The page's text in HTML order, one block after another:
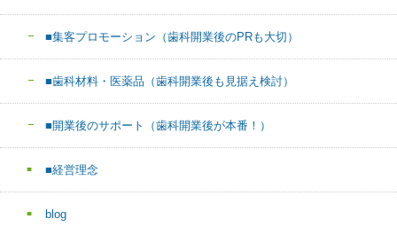
■集客プロモーション（歯科開業後のPRも大切）
■歯科材料・医薬品（歯科開業後も見据え検討）
■開業後のサポート（歯科開業後が本番！）
■経営理念
blog